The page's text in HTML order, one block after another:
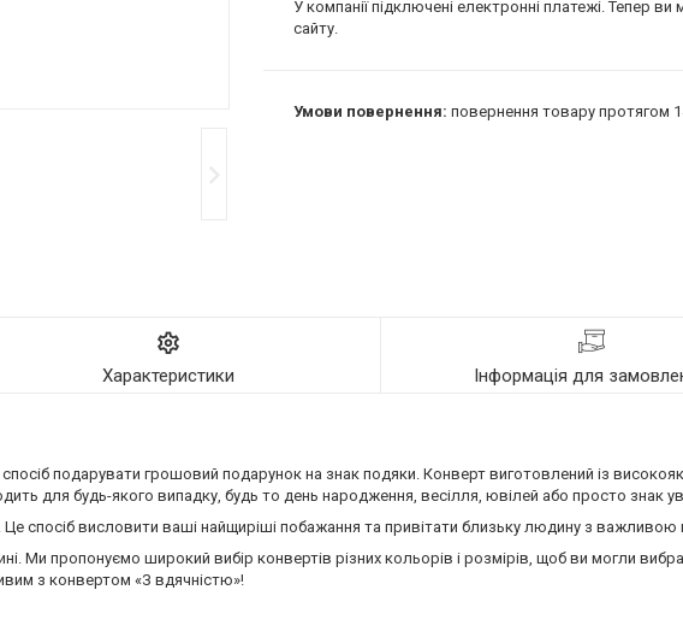
У компанії підключені електронні платежі. Тепер
сайту.
повернення товару протягом
Характеристики Інформація для
спосіб подарувати грошовий подарунок на знак подяки. Конверт виготовлений із
для будь-якого випадку, будь то день народження, весілля, ювілей або просто знак
спосіб висловити ваші найщиріші побажання та привітати близьку людину з важливою
Ми пропонуємо широкий вибір конвертів різних кольорів і розмірів, щоб ви могли
з конвертом «З вдячністю»!